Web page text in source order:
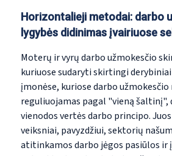
Horizontalieji metodai: darbo
lygybės didinimas įvairiuose
Moterų ir vyrų darbo užmokesčio
kuriuose sudaryti skirtingi
įmonėse, kuriose darbo
reguliuojamas pagal "vieną šaltinį",
vienodos vertės darbo principo.
veiksniai, pavyzdžiui, sektorių
atitinkamos darbo jėgos pasiūlos ir